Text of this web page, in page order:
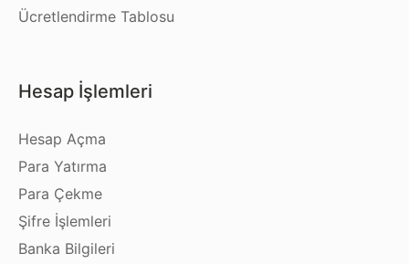
Ücretlendirme Tablosu
Hesap İşlemleri
Hesap Açma
Para Yatırma
Para Çekme
Şifre İşlemleri
Banka Bilgileri